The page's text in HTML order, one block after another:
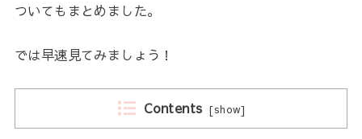
ついてもまとめました。
では早速見てみましょう！
Contents [show]